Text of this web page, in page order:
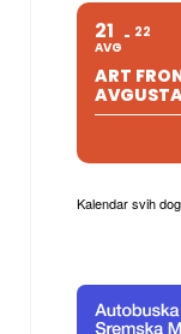
21
AVG
22
ART
Kalendar svih